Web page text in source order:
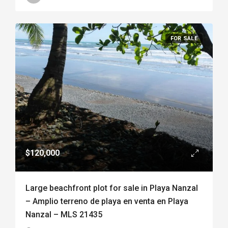
FOR SALE
$120,000
Large beachfront plot for sale in Playa Nanzal
– Amplio terreno de playa en venta en Playa
Nanzal – MLS 21435